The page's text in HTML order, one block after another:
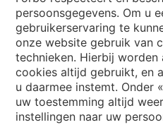
Website
Kies uw land
My Forbo
persoonsgegevens. Om u
gebruikerservaring te
onze website gebruik van
technieken. Hierbij
cookies altijd gebruikt, en
u daarmee instemt. Onder
uw toestemming altijd
instellingen naar uw